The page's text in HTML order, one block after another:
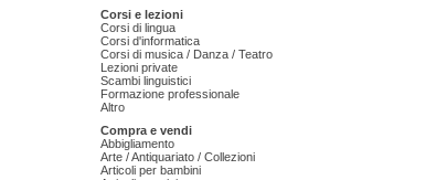
Corsi e lezioni
Corsi di lingua
Corsi d'informatica
Corsi di musica / Danza / Teatro
Lezioni private
Scambi linguistici
Formazione professionale
Altro
Compra e vendi
Abbigliamento
Arte / Antiquariato / Collezioni
Articoli per bambini